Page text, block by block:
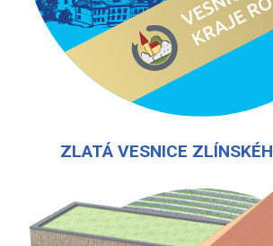
ZLATÁ VESNICE